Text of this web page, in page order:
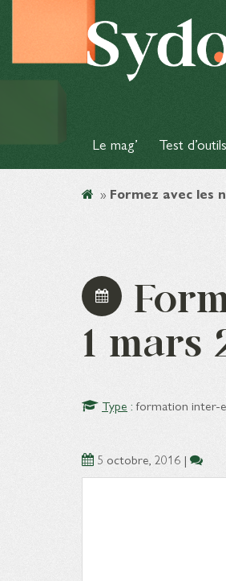
Le mag’ Test d’outils
» Formez avec les
1 mars
Type :formation inter-
5 octobre, 2016 |